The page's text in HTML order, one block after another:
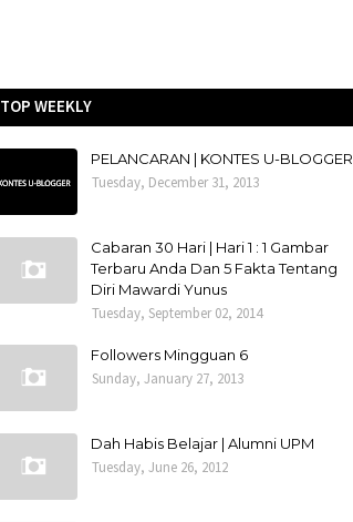
TOP WEEKLY
PELANCARAN | KONTES U-BLOGGER
Tuesday, December 31, 2013
Cabaran 30 Hari | Hari 1 : 1 Gambar
Terbaru Anda Dan 5 Fakta Tentang
Diri Mawardi Yunus
Tuesday, September 02, 2014
Followers Mingguan 6
Sunday, January 27, 2013
Dah Habis Belajar | Alumni UPM
Tuesday, June 26, 2012